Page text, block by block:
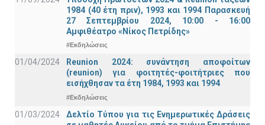
1984 (40 έτη πριν), 1993 και 1994 Παρασκευή
27 Σεπτεμβρίου 2024, 10:00 - 16:00
Αμφιθέατρο «Νίκος Πετρίδης»
#Εκδηλώσεις
01/04/2024
Reunion 2024: συνάντηση αποφοίτων
(reunion) για φοιτητές-φοιτήτριες που
εισήχθησαν τα έτη 1984, 1993 και 1994
#Εκδηλώσεις
01/03/2024
Δελτίο Τύπου για τις Ενημερωτικές Δράσεις